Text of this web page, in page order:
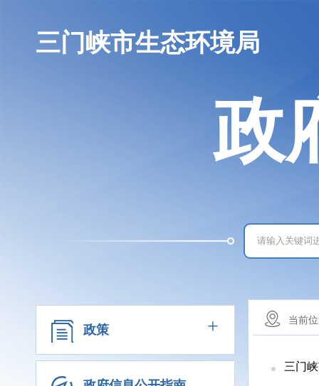
三门峡市生态环境局
政
政策 + 当前
三门峡市